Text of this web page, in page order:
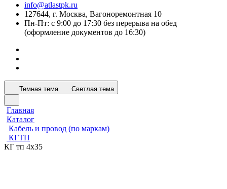
info@atlastpk.ru
127644, г. Москва, Вагоноремонтная 10
Пн-Пт: с 9:00 до 17:30 без перерыва на обед
(оформление документов до 16:30)
Темная тема Светлая тема
Главная
Каталог
Кабель и провод (по маркам)
КГТП
КГ тп 4х35